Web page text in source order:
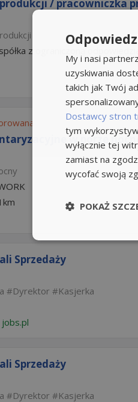
/ pracowniczka
z ograniczoną
w porze
Sprzedaży
Dyrektor
Kasjerka
jobs.pl
Sprzedaży
Dyrektor
Kasjerka
My i nasi
uzyskiwania
takich jak Twój
Dostawcy stron
tym
wyłącznie tej
zamiast na
wycofać swoją
POKAŻ